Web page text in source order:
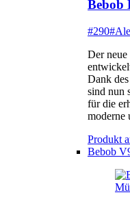
Bebob
#290
Der
Dank
sind nun
für die
moderne
Produkt
Bebob